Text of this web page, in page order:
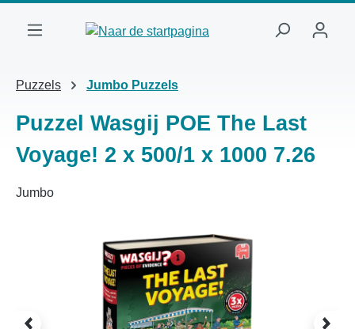
Puzzels Jumbo Puzzels
Puzzel Wasgij POE The Last
Voyage! 2 x 500/1 x 1000 7.26
Jumbo